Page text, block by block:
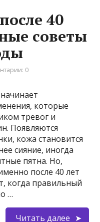
40
советы
0
которые
тревог и
Появляются
кожа становится
сияние, иногда
пятна. Но,
после 40 лет
когда правильный
…
Читать далее